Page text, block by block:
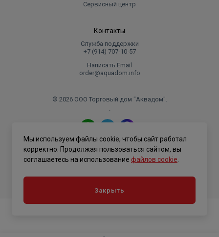
Сервисный центр
Контакты
Служба поддержки
+7 (914) 707‑10‑57
Написать Email
order@aquadom.info
© 2026 ООО Торговый дом "Аквадом".
.
Политика конфиденциальности
Мы используем файлы cookie, чтобы сайт работал
корректно. Продолжая пользоваться сайтом, вы
соглашаетесь на использование файлов cookie
Закрыть